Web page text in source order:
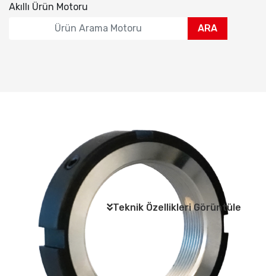
Teknik Özellikleri Görüntüle
Akıllı Ürün Motoru
ARA